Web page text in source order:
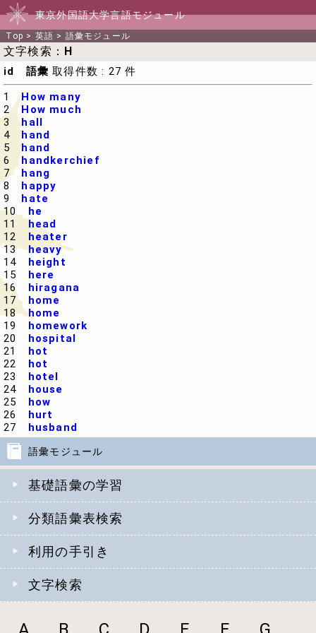
東京外国語大学言語モジュール
Top > 英語 > 語彙モジュール
語彙モジュール
基礎語彙の学習
分類語彙表検索
利用の手引き
文字検索
文字検索： H
id 語彙 取得件数 : 27 件
1How many
2 How much
3hall
4hand
5hand
6handkerchief
7 hang
8 happy
9 hate
10 he
11head
12 heater
13heavy
14 height
15 here
16 hiragana
17 home
18home
19 homework
20 hospital
21 hot
22 hot
23 hotel
24 house
25 how
26 hurt
27 husband